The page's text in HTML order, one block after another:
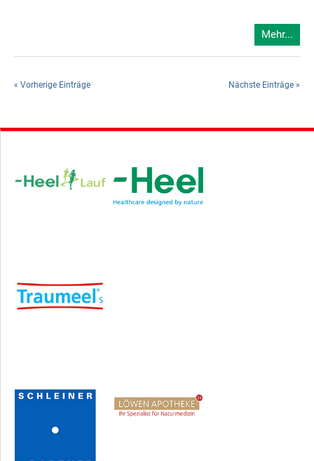
Mehr...
« Vorherige Einträge Nächste Einträge »